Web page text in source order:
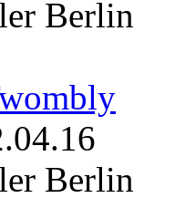
Berlin
Berlin